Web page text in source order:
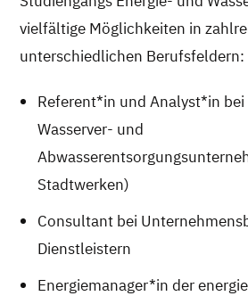
vielfältige Möglichkeiten in
unterschiedlichen Berufsfeldern:
Referent*in und Analyst*in bei
Wasserver- und
Stadtwerken)
Consultant bei
Dienstleistern
Energiemanager*in der